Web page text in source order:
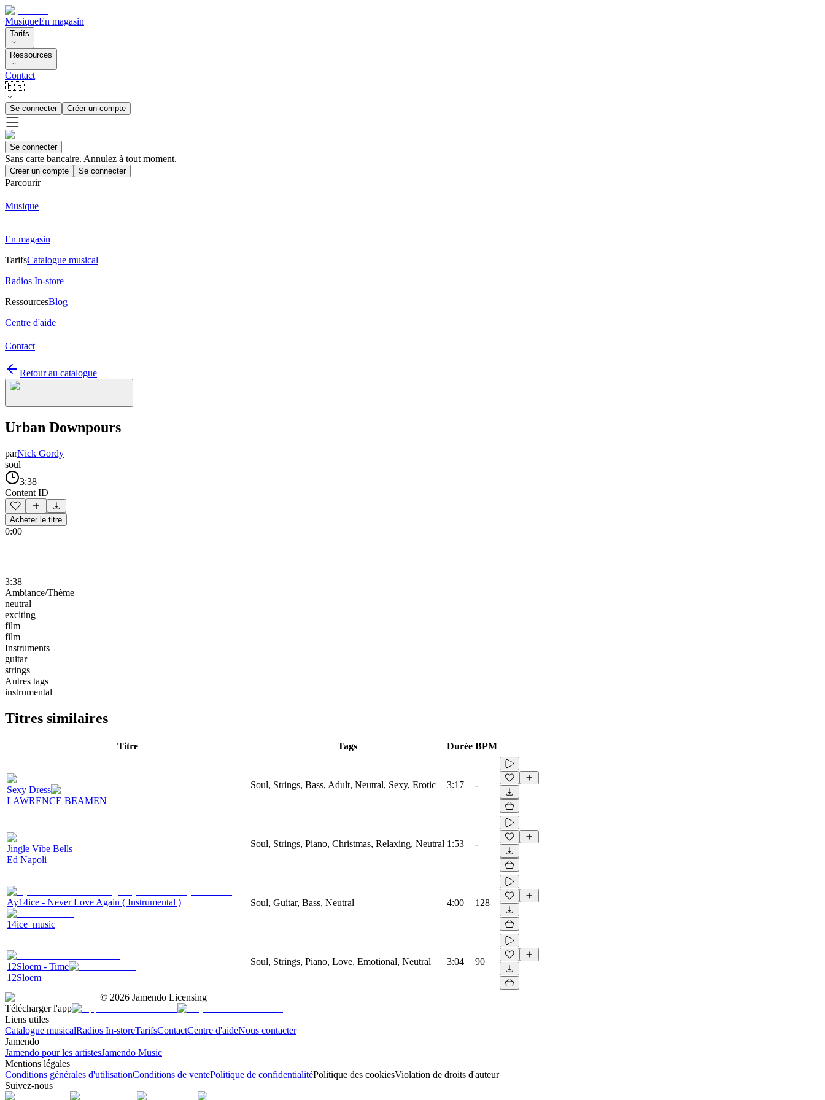
MusiqueEn magasin
Tarifs
Ressources
Contact
🇫🇷
Se connecter Créer un compte
Se connecter
Sans carte bancaire. Annulez à tout moment.
Créer un compte Se connecter
Parcourir
Musique
En magasin
TarifsCatalogue musical
Radios In-store
RessourcesBlog
Centre d'aide
Contact
Retour au catalogue
Urban Downpours
parNick Gordy
soul
3:38
Content ID
Acheter le titre
0:00
3:38
Ambiance/Thème
neutral
exciting
film
film
Instruments
guitar
strings
Autres tags
instrumental
Titres similaires
Titre Tags Durée BPM
Sexy Dress
LAWRENCE BEAMEN
Soul, Strings, Bass, Adult, Neutral, Sexy, Erotic 3:17 -
Jingle Vibe Bells
Ed Napoli
Soul, Strings, Piano, Christmas, Relaxing, Neutral 1:53 -
Ay14ice - Never Love Again ( Instrumental )
14ice_music
Soul, Guitar, Bass, Neutral 4:00 128
12Sloem - Time
12Sloem
Soul, Strings, Piano, Love, Emotional, Neutral 3:04 90
© 2026 Jamendo Licensing
Télécharger l'app
Liens utiles
Catalogue musicalRadios In-storeTarifsContactCentre d'aideNous contacter
Jamendo
Jamendo pour les artistesJamendo Music
Mentions légales
Conditions générales d'utilisationConditions de ventePolitique de confidentialitéPolitique des cookiesViolation de droits d'auteur
Suivez-nous